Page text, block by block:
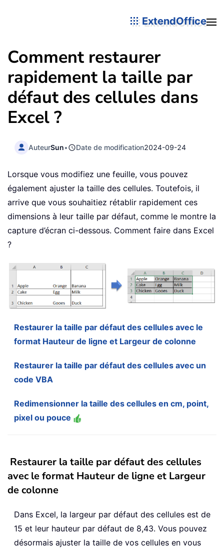
ExtendOffice
Comment restaurer
rapidement la taille par
défaut des cellules dans
Excel ?
AuteurSun• Date de modification2024-09-24
Lorsque vous modifiez une feuille, vous pouvez
également ajuster la taille des cellules. Toutefois, il
arrive que vous souhaitiez rétablir rapidement ces
dimensions à leur taille par défaut, comme le montre la
capture d’écran ci-dessous. Comment faire dans Excel
?
Restaurer la taille par défaut des cellules avec le
format Hauteur de ligne et Largeur de colonne
Restaurer la taille par défaut des cellules avec un
code VBA
Redimensionner la taille des cellules en cm, point,
pixel ou pouce
Restaurer la taille par défaut des cellules
avec le format Hauteur de ligne et Largeur
de colonne
Dans Excel, la largeur par défaut des cellules est de
15 et leur hauteur par défaut de 8,43. Vous pouvez
désormais ajuster la taille de vos cellules en vous